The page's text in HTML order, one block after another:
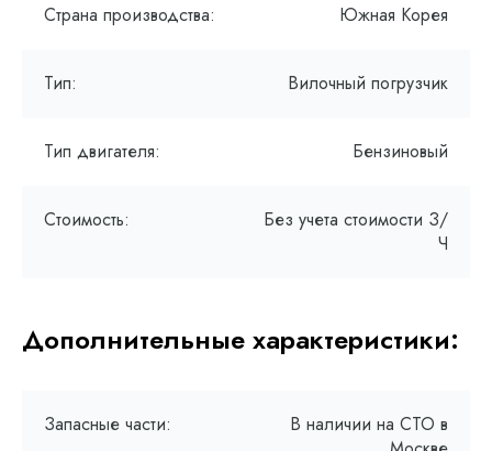
Страна производства: Южная Корея
Тип: Вилочный погрузчик
Тип двигателя: Бензиновый
Стоимость:
Без учета стоимости З/
Ч
Дополнительные характеристики:
Запасные части:
В наличии на СТО в